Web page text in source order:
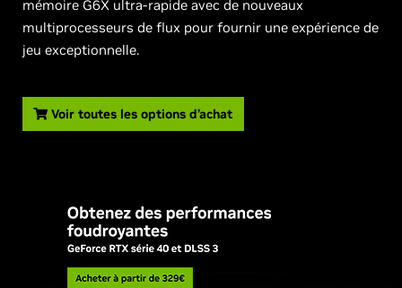
mémoire G6X ultra-rapide avec de nouveaux
multiprocesseurs de flux pour fournir une expérience de
jeu exceptionnelle.
Voir toutes les options d’achat